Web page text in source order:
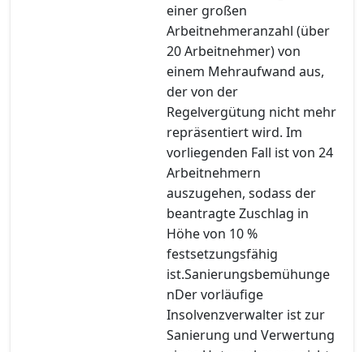
einer großen
Arbeitnehmeranzahl (über
20 Arbeitnehmer) von
einem Mehraufwand aus,
der von der
Regelvergütung nicht mehr
repräsentiert wird. Im
vorliegenden Fall ist von 24
Arbeitnehmern
auszugehen, sodass der
beantragte Zuschlag in
Höhe von 10 %
festsetzungsfähig
ist.Sanierungsbemühunge
nDer vorläufige
Insolvenzverwalter ist zur
Sanierung und Verwertung